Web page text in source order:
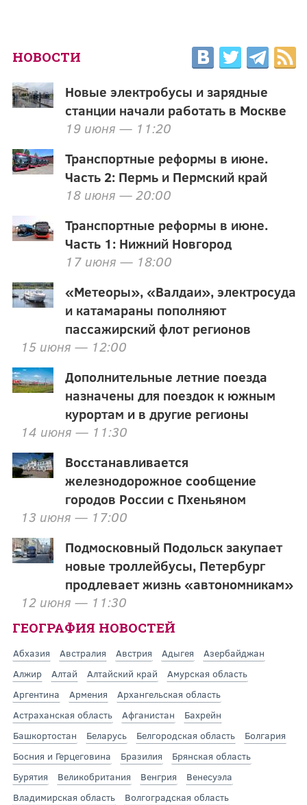
НОВОСТИ
Новые электробусы и зарядные
станции начали работать в Москве
19 июня — 11:20
Транспортные реформы в июне.
Часть 2: Пермь и Пермский край
18 июня — 20:00
Транспортные реформы в июне.
Часть 1: Нижний Новгород
17 июня — 18:00
«Метеоры», «Валдаи», электросуда
и катамараны пополняют
пассажирский флот регионов
15 июня — 12:00
Дополнительные летние поезда
назначены для поездок к южным
курортам и в другие регионы
14 июня — 11:30
Восстанавливается
железнодорожное сообщение
городов России с Пхеньяном
13 июня — 17:00
Подмосковный Подольск закупает
новые троллейбусы, Петербург
продлевает жизнь «автономникам»
12 июня — 11:30
ГЕОГРАФИЯ НОВОСТЕЙ
Абхазия Австралия Австрия Адыгея
Азербайджан
Алжир
Алтай Алтайский край
Амурская область
Аргентина
Армения
Архангельская область
Астраханская область
Афганистан
Бахрейн
Башкортостан
Беларусь Белгородская область
Болгария
Босния и Герцеговина
Бразилия
Брянская область
Бурятия
Великобритания Венгрия
Венесуэла
Владимирская область
Волгоградская область